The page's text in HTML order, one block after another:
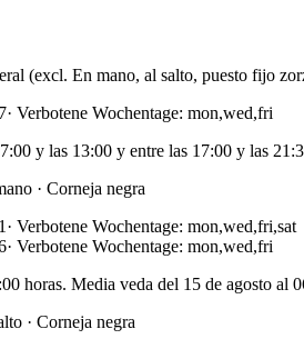
(excl. En mano, al salto, puesto fijo
· Verbotene Wochentage: mon,wed,fri
y las 13:00 y entre las 17:00 y las
· Corneja negra
· Verbotene Wochentage: mon,wed,fri,sat
· Verbotene Wochentage: mon,wed,fri
horas. Media veda del 15 de agosto al
· Corneja negra